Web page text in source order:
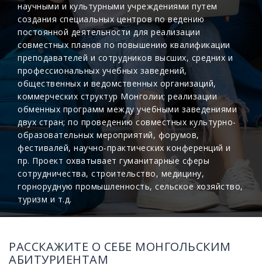
научными и культурными учреждениями путем
создания специальных центров по ведению
постоянной деятельности для реализации
совместных планов по повышению квалификации
преподавателей и сотрудников высших, средних и
профессиональных учебных заведений,
общественных и ведомственных организаций,
коммерческих структур Монголии; реализации
обменных программ между учебными заведениями
двух стран; по проведению совместных культурно-
образовательных мероприятий, форумов,
фестивалей, научно-практических конференций и
пр. Проект охватывает гуманитарные сферы
сотрудничества, строительство, медицину,
горнорудную промышленность, сельское хозяйство,
туризм и т.д.
РАССКАЖИТЕ О СЕБЕ МОНГОЛЬСКИМ
АБИТУРИЕНТАМ